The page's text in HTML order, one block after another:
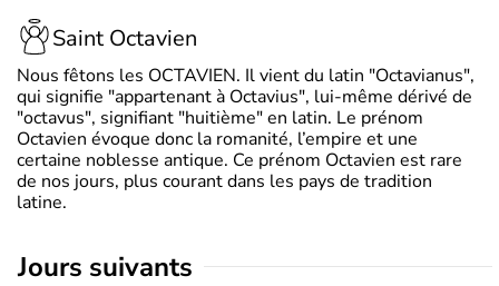
Saint Octavien
Nous fêtons les OCTAVIEN. Il vient du latin "Octavianus",
qui signifie "appartenant à Octavius", lui-même dérivé de
"octavus", signifiant "huitième" en latin. Le prénom
Octavien évoque donc la romanité, l’empire et une
certaine noblesse antique. Ce prénom Octavien est rare
de nos jours, plus courant dans les pays de tradition
latine.
jours suivants